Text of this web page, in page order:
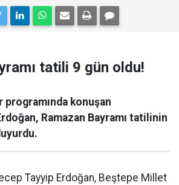
tatili 9 gün oldu!
konuşan
Ramazan Bayramı tatilinin
Tayyip Erdoğan, Beştepe Millet